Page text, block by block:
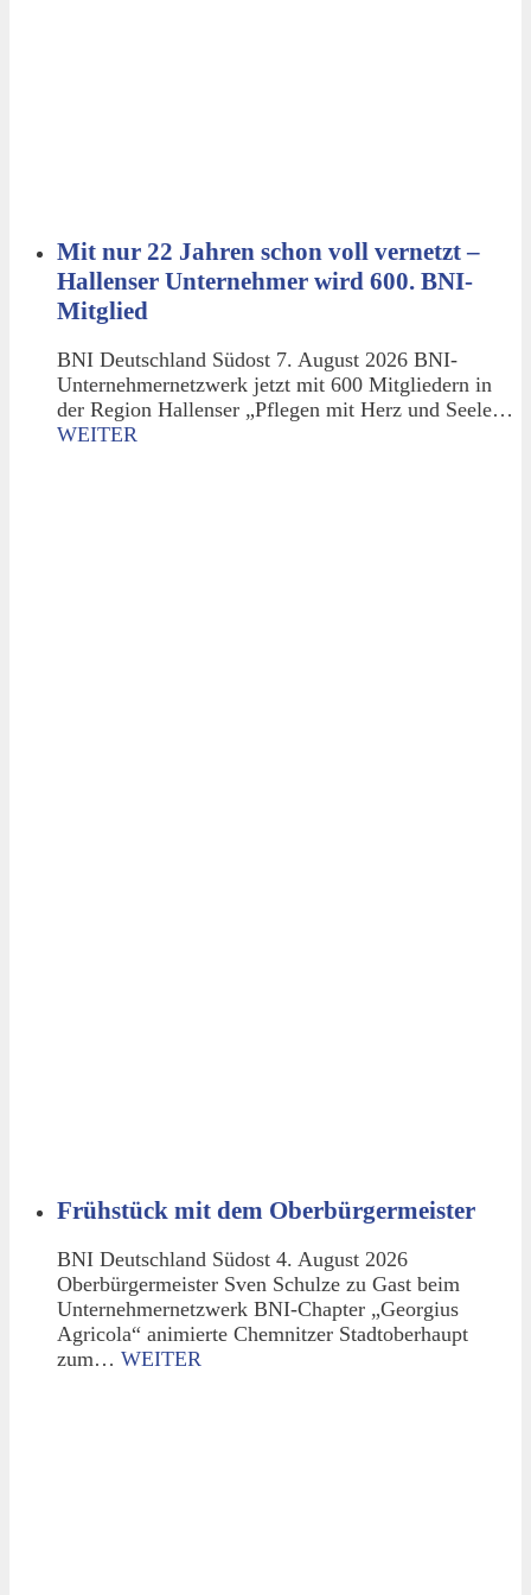
Mit nur 22 Jahren schon voll vernetzt –
Hallenser Unternehmer wird 600. BNI-
Mitglied
BNI Deutschland Südost 7. August 2026 BNI-
Unternehmernetzwerk jetzt mit 600 Mitgliedern in
der Region Hallenser „Pflegen mit Herz und Seele…
WEITER
Frühstück mit dem Oberbürgermeister
BNI Deutschland Südost 4. August 2026
Oberbürgermeister Sven Schulze zu Gast beim
Unternehmernetzwerk BNI-Chapter „Georgius
Agricola“ animierte Chemnitzer Stadtoberhaupt
zum… WEITER